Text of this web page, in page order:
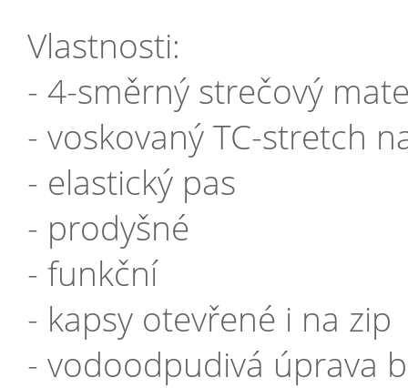
Vlastnosti:
- 4-směrný strečový
- voskovaný TC-stretch
- elastický pas
- prodyšné
- funkční
- kapsy otevřené i na zip
- vodoodpudivá úprava